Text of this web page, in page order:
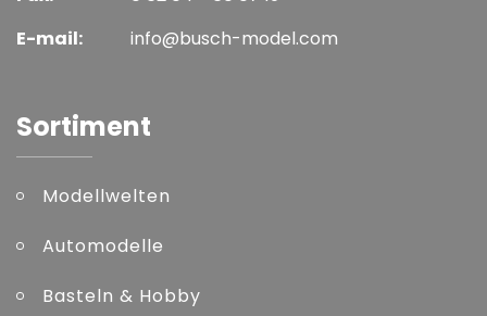
E-mail:
info@busch-model.com
Sortiment
Modellwelten
Automodelle
Basteln & Hobby